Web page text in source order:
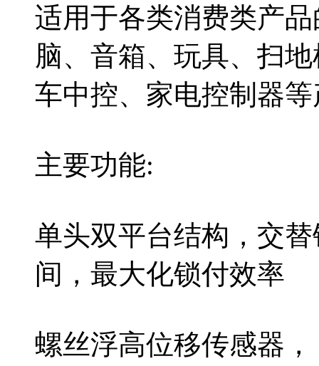
适用于各类消费类产
脑、音箱、玩具、扫
车中控、家电控制器
主要功能:
单头双平台结构，交
间，最大化锁付效率
螺丝浮高位移传感器